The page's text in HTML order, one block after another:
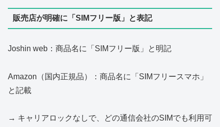
販売店が明確に「SIMフリー版」と表記
Joshin web：商品名に「SIMフリー版」と明記
Amazon（国内正規品）：商品名に「SIMフリースマホ」
と記載
→ キャリアロックなしで、どの通信会社のSIMでも利用可